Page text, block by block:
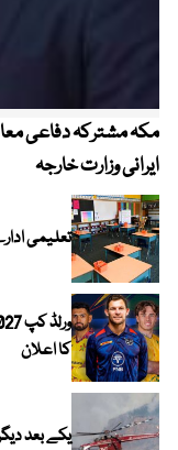
مکہ مشترکہ دفاعی
ایرانی وزارت خارجہ
تعلیمی ادارے 24 اگست تک بند رہیں گے،
کا اعلان
یکے بعد دیگرے 2 ہیلی کاپٹر گر کر